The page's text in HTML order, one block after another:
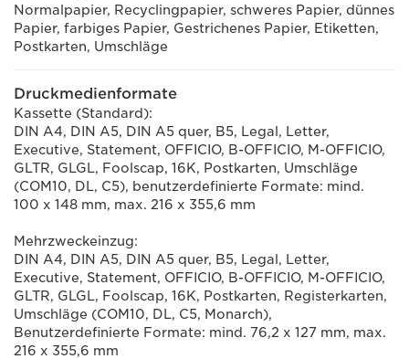
Normalpapier, Recyclingpapier, schweres Papier, dünnes
Papier, farbiges Papier, Gestrichenes Papier, Etiketten,
Postkarten, Umschläge
Druckmedienformate
Kassette (Standard):
DIN A4, DIN A5, DIN A5 quer, B5, Legal, Letter,
Executive, Statement, OFFICIO, B-OFFICIO, M-OFFICIO,
GLTR, GLGL, Foolscap, 16K, Postkarten, Umschläge
(COM10, DL, C5), benutzerdefinierte Formate: mind.
100 x 148 mm, max. 216 x 355,6 mm
Mehrzweckeinzug:
DIN A4, DIN A5, DIN A5 quer, B5, Legal, Letter,
Executive, Statement, OFFICIO, B-OFFICIO, M-OFFICIO,
GLTR, GLGL, Foolscap, 16K, Postkarten, Registerkarten,
Umschläge (COM10, DL, C5, Monarch),
Benutzerdefinierte Formate: mind. 76,2 x 127 mm, max.
216 x 355,6 mm